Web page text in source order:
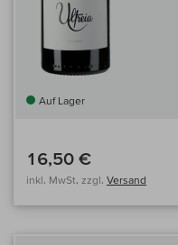
Auf Lager
16,50 €
inkl. MwSt, zzgl. Versand